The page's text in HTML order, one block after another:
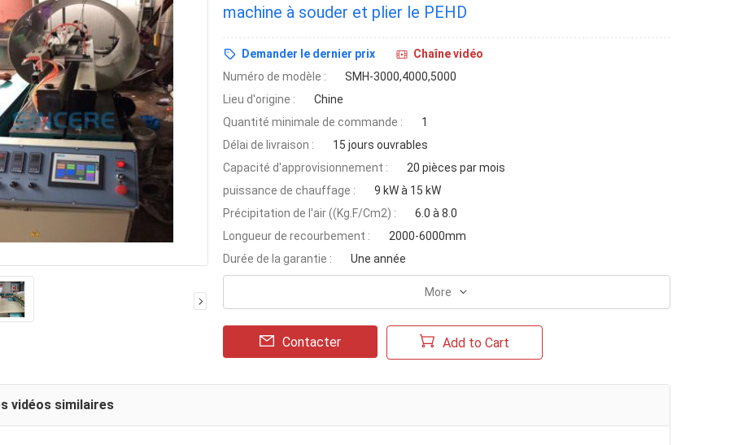
machine à souder et plier le PEHD
Demander le dernier prix
Chaîne vidéo
Numéro de modèle :
SMH-3000,4000,5000
Lieu d'origine :
Chine
Quantité minimale de commande :
1
Délai de livraison :
15 jours ouvrables
Capacité d'approvisionnement :
20 pièces par mois
puissance de chauffage :
9 kW à 15 kW
Précipitation de l'air ((Kg.F/Cm2) :
6.0 à 8.0
Longueur de recourbement :
2000-6000mm
Durée de la garantie :
Une année
More
Contacter Add to Cart
vidéos similaires